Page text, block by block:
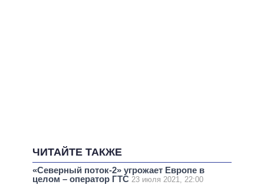
ЧИТАЙТЕ ТАКЖЕ
«Северный поток-2» угрожает Европе в
целом – оператор ГТС 23 июля 2021, 22:00